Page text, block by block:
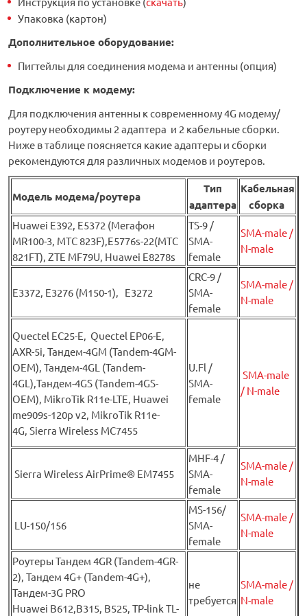
Упаковка (картон)
Дополнительное оборудование:
Пигтейлы для соединения модема и антенны (опция)
Подключение к модему:
Для подключения антенны к современному 4G модему/
роутеру необходимы 2 адаптера и 2 кабельные сборки.
Ниже в таблице поясняется какие адаптеры и сборки
рекомендуются для различных модемов и роутеров.
Модель модема/роутера
Тип
адаптера
Кабельная
сборка
Huawei Е392, E5372 (Мегафон
MR100-3, МТС 823F),E5776s-22(МТС
821FT), ZTE MF79U, Huawei E8278s
TS-9 /
SMA-
female
SMA-male /
N-male
E3372, E3276 (М150-1), E3272
CRC-9 /
SMA-
female
SMA-male /
N-male
Quectel EC25-E, Quectel EP06-E,
AXR-5i, Тандем-4GM (Tandem-4GM-
OEM), Тандем-4GL (Tandem-
4GL),Тандем-4GS (Tandem-4GS-
OEM), MikroTik R11e-LTE, Huawei
me909s-120p v2, MikroTik R11e-
4G, Sierra Wireless MC7455
U.Fl /
SMA-
female
SMA-male
/ N-male
Sierra Wireless AirPrime® EM7455
MHF-4 /
SMA-
female
SMA-male /
N-male
LU-150/156
MS-156/
SMA-
female
SMA-male /
N-male
Роутеры Тандем 4GR (Tandem-4GR-
2), Тандем 4G+ (Tandem-4G+),
Тандем-3G PRO
Huawei B612,B315, B525, TP-link TL-
не
требуется
SMA-male /
N-male